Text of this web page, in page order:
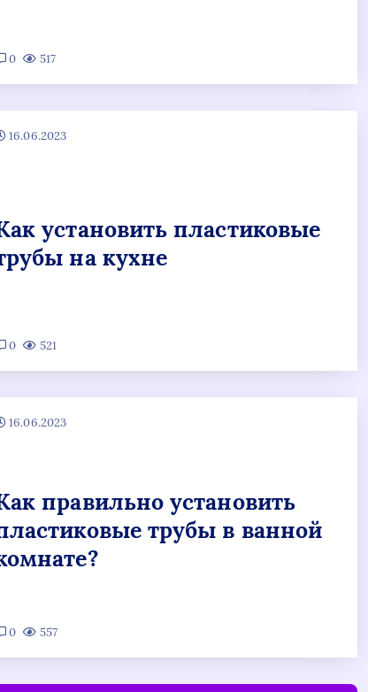
0 517
16.06.2023
установить пластиковые
на кухне
0 521
16.06.2023
правильно установить
трубы в ванной
0 557